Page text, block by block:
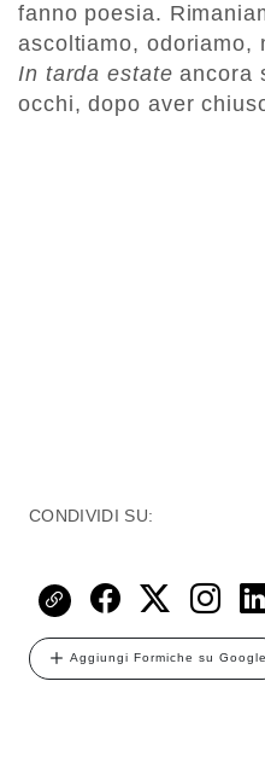
fanno poesia.
ascoltiamo, odoriamo,
In tarda estate ancora
occhi, dopo aver
CONDIVIDI SU:
Aggiungi Formiche su Google